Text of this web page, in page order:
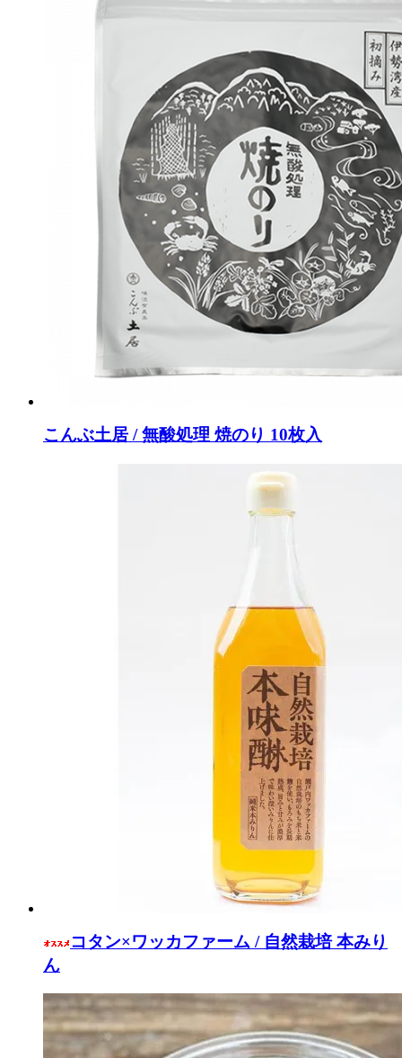
こんぶ土居 / 無酸処理 焼のり 10枚入
コタン×ワッカファーム / 自然栽培 本みり
ん